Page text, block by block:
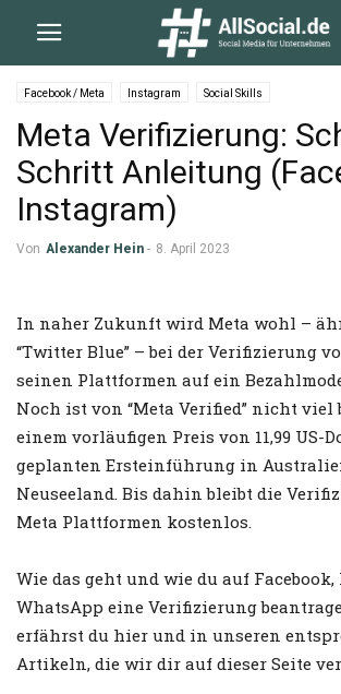
Facebook / Meta Instagram Social Skills
Meta Verifizierung:
Schritt Anleitung
Instagram)
Von Alexander Hein - 8. April 2023
In naher Zukunft wird Meta wohl –
“Twitter Blue” – bei der Verifizierung
seinen Plattformen auf ein
Noch ist von “Meta Verified” nicht viel
einem vorläufigen Preis von 11,99 US-
geplanten Ersteinführung in
Neuseeland. Bis dahin bleibt die
Meta Plattformen kostenlos.
Wie das geht und wie du auf
WhatsApp eine Verifizierung
erfährst du hier und in unseren
Artikeln, die wir dir auf dieser Seite